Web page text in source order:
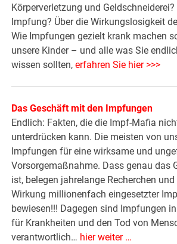
Körperverletzung und
Impfung? Über die Wirkungslosigkeit
Wie Impfungen gezielt krank machen
unsere Kinder – und alle was Sie
wissen sollten,erfahren Sie hier >>>
Das Geschäft mit den Impfungen
Endlich: Fakten, die die Impf-Mafia
unterdrücken kann. Die meisten von
Impfungen für eine wirksame und
Vorsorgemaßnahme. Dass genau das
ist, belegen jahrelange Recherchen
Wirkung millionenfach eingesetzter
bewiesen!!! Dagegen sind Impfungen
für Krankheiten und den Tod von
verantwortlich… hier weiter …